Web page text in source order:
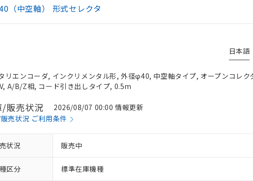
（中空軸） 形式セレクタ
日本語
リエンコーダ, インクリメンタル形, 外径φ40, 中空軸タイプ, オープンコレ
A/B/Z相, コード引き出しタイプ, 0.5m
/販売状況
2026/08/07 00:00 情報更新
売状況 ご利用条件
状況 販売中
区分 標準在庫機種